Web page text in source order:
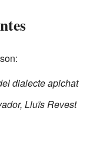
dialecte apichat
Lluïs Revest